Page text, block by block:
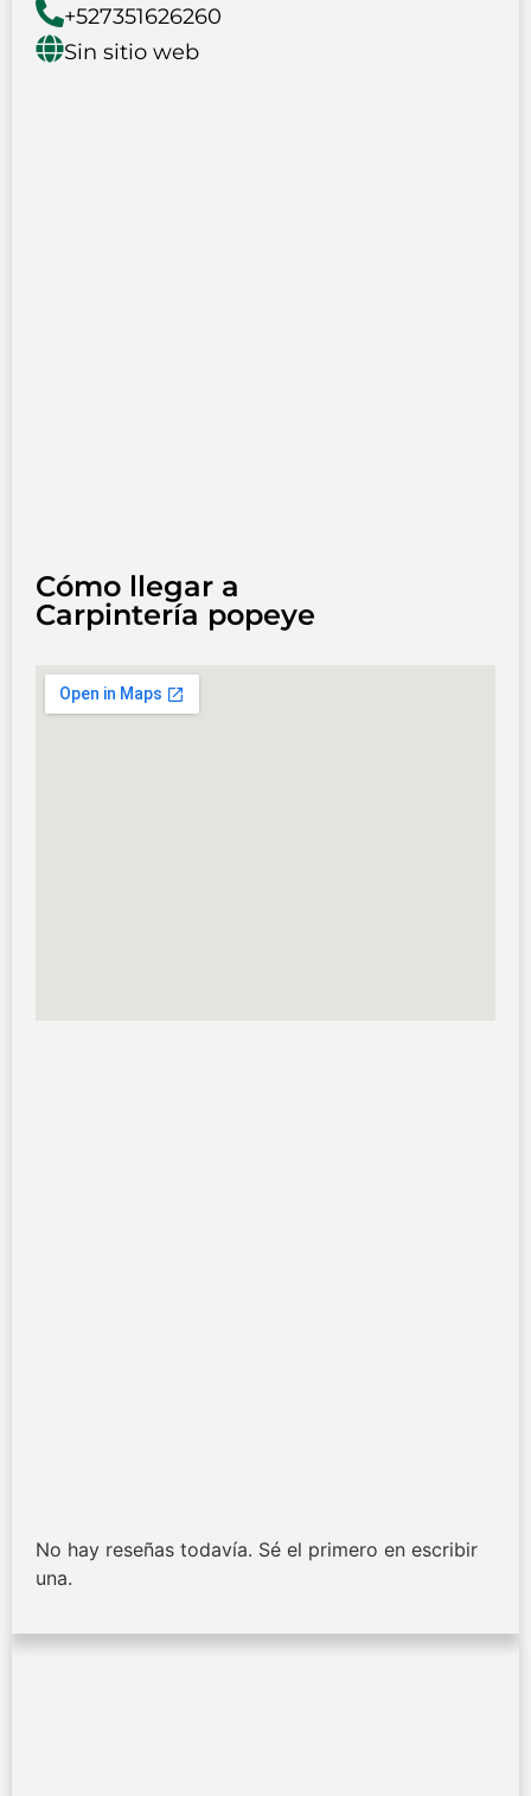
+527351626260
Sin sitio web
Cómo llegar a
Carpintería popeye
No hay reseñas todavía. Sé el primero en escribir
una.